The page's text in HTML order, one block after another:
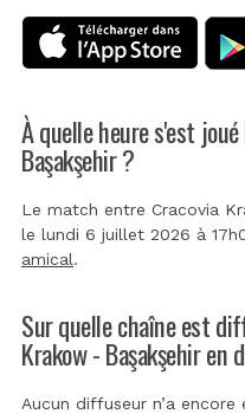
À quelle heure s'est
Başakşehir ?
Le match entre Cracovia
le lundi 6 juillet 2026 à
amical.
Sur quelle chaîne est
Krakow - Başakşehir en
Aucun diffuseur n’a